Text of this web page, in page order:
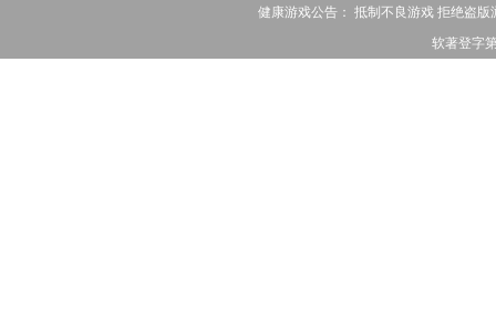
健康游戏公告： 抵制不良游戏 拒绝盗
软著登字